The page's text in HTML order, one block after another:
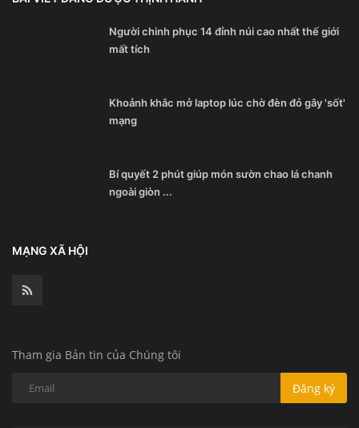
Người chinh phục 14 đỉnh núi cao nhất thế giới
mất tích
Khoảnh khắc mở laptop lúc chờ đèn đỏ gây 'sốt'
mạng
Bí quyết 2 phút giúp món sườn chao lá chanh
ngoài giòn ...
MẠNG XÃ HỘI
Tham gia Bản tin của Chúng tôi
Đăng ký